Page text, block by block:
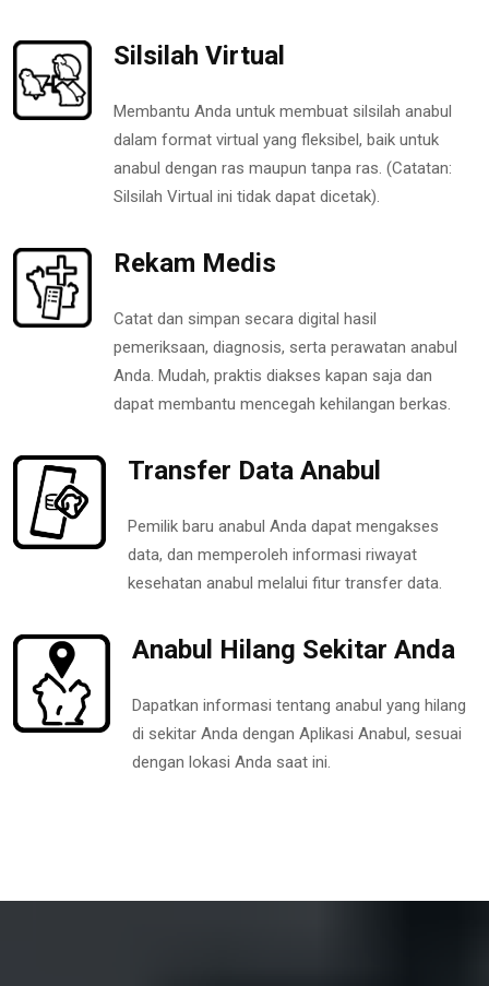
Silsilah Virtual
Membantu Anda untuk membuat silsilah anabul
dalam format virtual yang fleksibel, baik untuk
anabul dengan ras maupun tanpa ras. (Catatan:
Silsilah Virtual ini tidak dapat dicetak).
Rekam Medis
Catat dan simpan secara digital hasil
pemeriksaan, diagnosis, serta perawatan anabul
Anda. Mudah, praktis diakses kapan saja dan
dapat membantu mencegah kehilangan berkas.
Transfer Data Anabul
Pemilik baru anabul Anda dapat mengakses
data, dan memperoleh informasi riwayat
kesehatan anabul melalui fitur transfer data.
Anabul Hilang Sekitar Anda
Dapatkan informasi tentang anabul yang hilang
di sekitar Anda dengan Aplikasi Anabul, sesuai
dengan lokasi Anda saat ini.